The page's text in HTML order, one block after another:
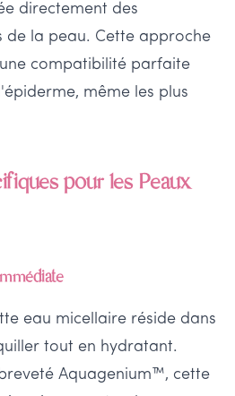
directement des
de la peau. Cette approche
compatibilité parfaite
même les plus
pour les Peaux
eau micellaire réside dans
tout en hydratant.
Aquagenium™, cette